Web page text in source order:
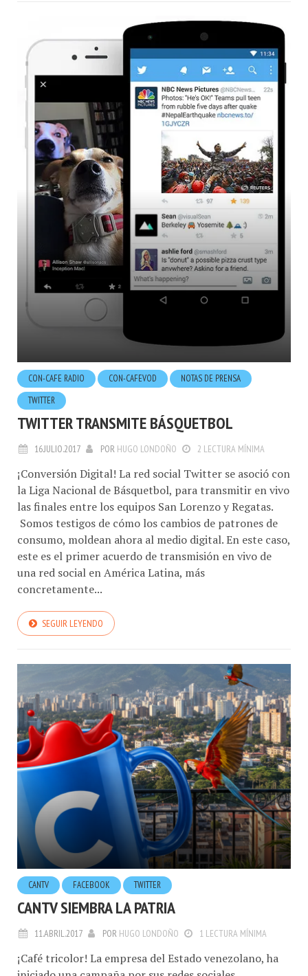
CON-CAFE RADIO CON-CAFEVOD
NOTAS DE PRENSA
TWITTER
TWITTER TRANSMITE BÁSQUETBOL
16.JULIO.2017 POR HUGO LONDOÑO 2 LECTURA MÍNIMA
¡Conversión Digital! La red social Twitter se asoció con
la Liga Nacional de Básquetbol, para transmitir en vivo
las finales entre los equipos San Lorenzo y Regatas.
Somos testigos de cómo los cambios de patrones de
consumo, moldean ahora al medio digital. En este caso,
este es el primer acuerdo de transmisión en vivo de
una red social en América Latina, más
concretamente...
SEGUIR LEYENDO
CANTV FACEBOOK TWITTER
CANTV SIEMBRA LA PATRIA
11.ABRIL.2017 POR HUGO LONDOÑO 1 LECTURA MÍNIMA
¡Café tricolor! La empresa del Estado venezolano, ha